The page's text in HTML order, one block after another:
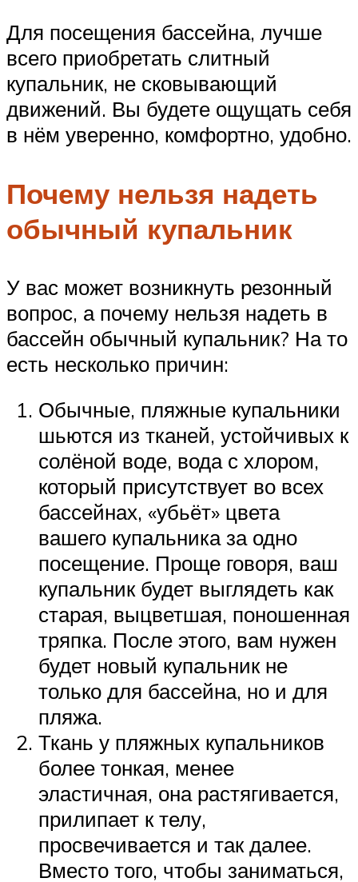
Для посещения бассейна, лучше
всего приобретать слитный
купальник, не сковывающий
движений. Вы будете ощущать себя
в нём уверенно, комфортно, удобно.
Почему нельзя надеть
обычный купальник
У вас может возникнуть резонный
вопрос, а почему нельзя надеть в
бассейн обычный купальник? На то
есть несколько причин:
Обычные, пляжные купальники
шьются из тканей, устойчивых к
солёной воде, вода с хлором,
который присутствует во всех
бассейнах, «убьёт» цвета
вашего купальника за одно
посещение. Проще говоря, ваш
купальник будет выглядеть как
старая, выцветшая, поношенная
тряпка. После этого, вам нужен
будет новый купальник не
только для бассейна, но и для
пляжа.
Ткань у пляжных купальников
более тонкая, менее
эластичная, она растягивается,
прилипает к телу,
просвечивается и так далее.
Вместо того, чтобы заниматься,